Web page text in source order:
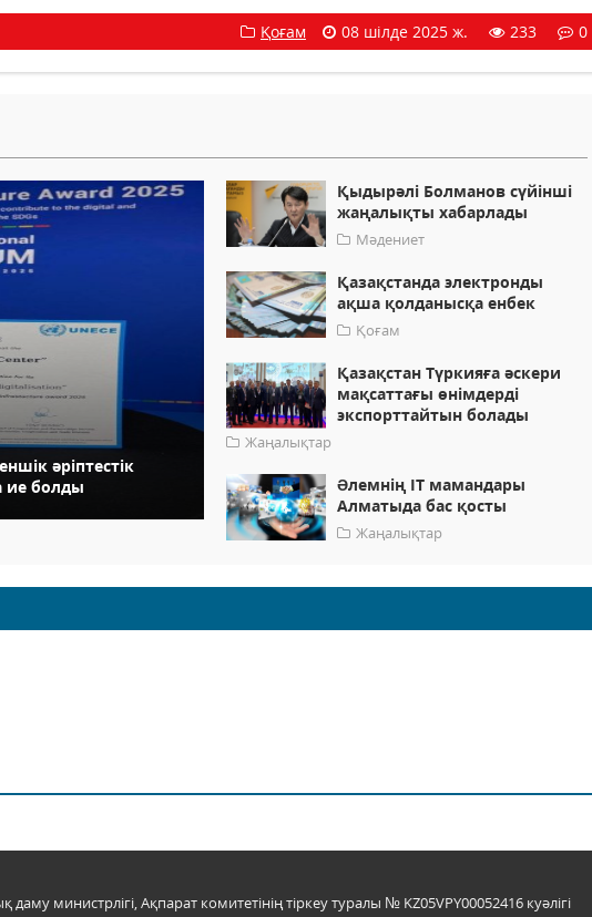
Қоғам 08 шілде 2025 ж. 233 0
әріптестік
ие болды
Қыдырәлі Болманов сүйінші
жаңалықты хабарлады
Мәдениет
Қазақстанда электронды
ақша қолданысқа енбек
Қоғам
Қазақстан Түркияға әскери
мақсаттағы өнімдерді
экспорттайтын болады
Жаңалықтар
Əлемнің IT мамандары
Алматыда бас қосты
Жаңалықтар
министрлігі, Ақпарат комитетінің тіркеу туралы № KZ05VPY00052416 куәлігі